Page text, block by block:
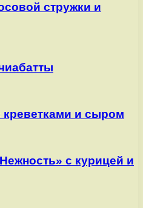
стружки и
и сыром
с курицей и